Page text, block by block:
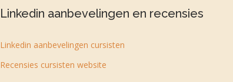
Linkedin aanbevelingen en recensies
Linkedin aanbevelingen cursisten
Recensies cursisten website